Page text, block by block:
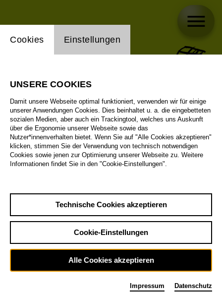
Einstellung Website Cookie
Cookies Einstellungen
UNSERE COOKIES
Damit unsere Webseite optimal funktioniert, verwenden wir für einige
unserer Anwendungen Cookies. Dies beinhaltet u. a. die eingebetteten
sozialen Medien, aber auch ein Trackingtool, welches uns Auskunft
über die Ergonomie unserer Webseite sowie das
Nutzer*innenverhalten bietet. Wenn Sie auf "Alle Cookies akzeptieren"
klicken, stimmen Sie der Verwendung von technisch notwendigen
Cookies sowie jenen zur Optimierung unserer Webseite zu. Weitere
Informationen findet Sie in den "Cookie-Einstellungen".
Technische Cookies akzeptieren
Cookie-Einstellungen
Alle Cookies akzeptieren
Impressum Datenschutz